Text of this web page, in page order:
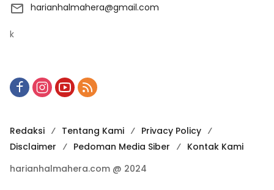
harianhalmahera@gmail.com
k
Redaksi Tentang Kami
Privacy Policy
Disclaimer
Pedoman Media Siber
Kontak Kami
harianhalmahera.com @ 2024